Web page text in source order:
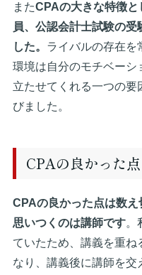
またCPAの大きな特徴
員、公認会計士試験の
した。 ライバルの存在を
環境は自分のモチベーシ
立たせてくれる一つの要
びました。
CPAの良かった点
CPAの良かった点は数
思いつくのは講師です。
ていたため、講義を重ね
なり、講義後に講師を交